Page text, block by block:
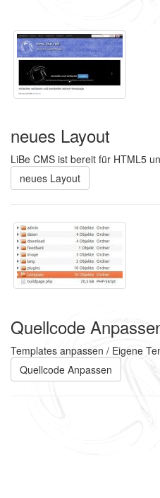
neues Layout
LiBe CMS ist bereit für HTML5
neues Layout
Quellcode
Templates anpassen / Eigene
Quellcode Anpassen